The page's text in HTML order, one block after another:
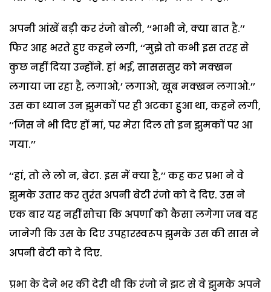
अपनी आंखें बड़ी कर रंजो बोली, ‘‘भाभी ने, क्या बात है.’’
फिर आह भरते हुए कहने लगी, ‘‘मुझे तो कभी इस तरह से
कुछ नहीं दिया उन्होंने. हां भई, सासससुर को मक्खन
लगाया जा रहा है, लगाओ,’ लगाओ, खूब मक्खन लगाओ.’’
उस का ध्यान उन झुमकों पर ही अटका हुआ था, कहने लगी,
‘‘जिस ने भी दिए हों मां, पर मेरा दिल तो इन झुमकों पर आ
गया.’’
‘‘हां, तो ले लो न, बेटा. इस में क्या है,’’ कह कर प्रभा ने वे
झुमके उतार कर तुरंत अपनी बेटी रंजो को दे दिए. उस ने
एक बार यह नहीं सोचा कि अपर्णा को कैसा लगेगा जब वह
जानेगी कि उस के दिए उपहारस्वरूप झुमके उस की सास ने
अपनी बेटी को दे दिए.
प्रभा के देने भर की देरी थी कि रंजो ने झट से वे झुमके अपने